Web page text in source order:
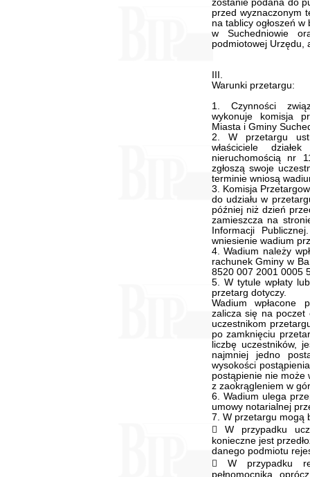
zostanie podana do
przed wyznaczonym
na tablicy ogłoszeń
w Suchedniowie
podmiotowej Urzędu,
III.
Warunki przetargu:
1. Czynności
wykonuje komisja
Miasta i Gminy
2. W przetargu
właściciele
nieruchomością nr
zgłoszą swoje
terminie wniosą
3. Komisja
do udziału w
później niż dzień
zamieszcza na
Informacji
wniesienie wadium
4. Wadium należy
rachunek Gminy w
8520 007 2001 0005
5. W tytule wpłaty
przetarg dotyczy.
Wadium wpłacone
zalicza się na poczet
uczestnikom
po zamknięciu
liczbę uczestników,
najmniej jedno
wysokości
postąpienie nie może
z zaokrągleniem w
6. Wadium ulega
umowy notarialnej
7. W przetargu mogą
 W przypadku
konieczne jest
danego podmiotu
 W przypadku
pełnomocnika